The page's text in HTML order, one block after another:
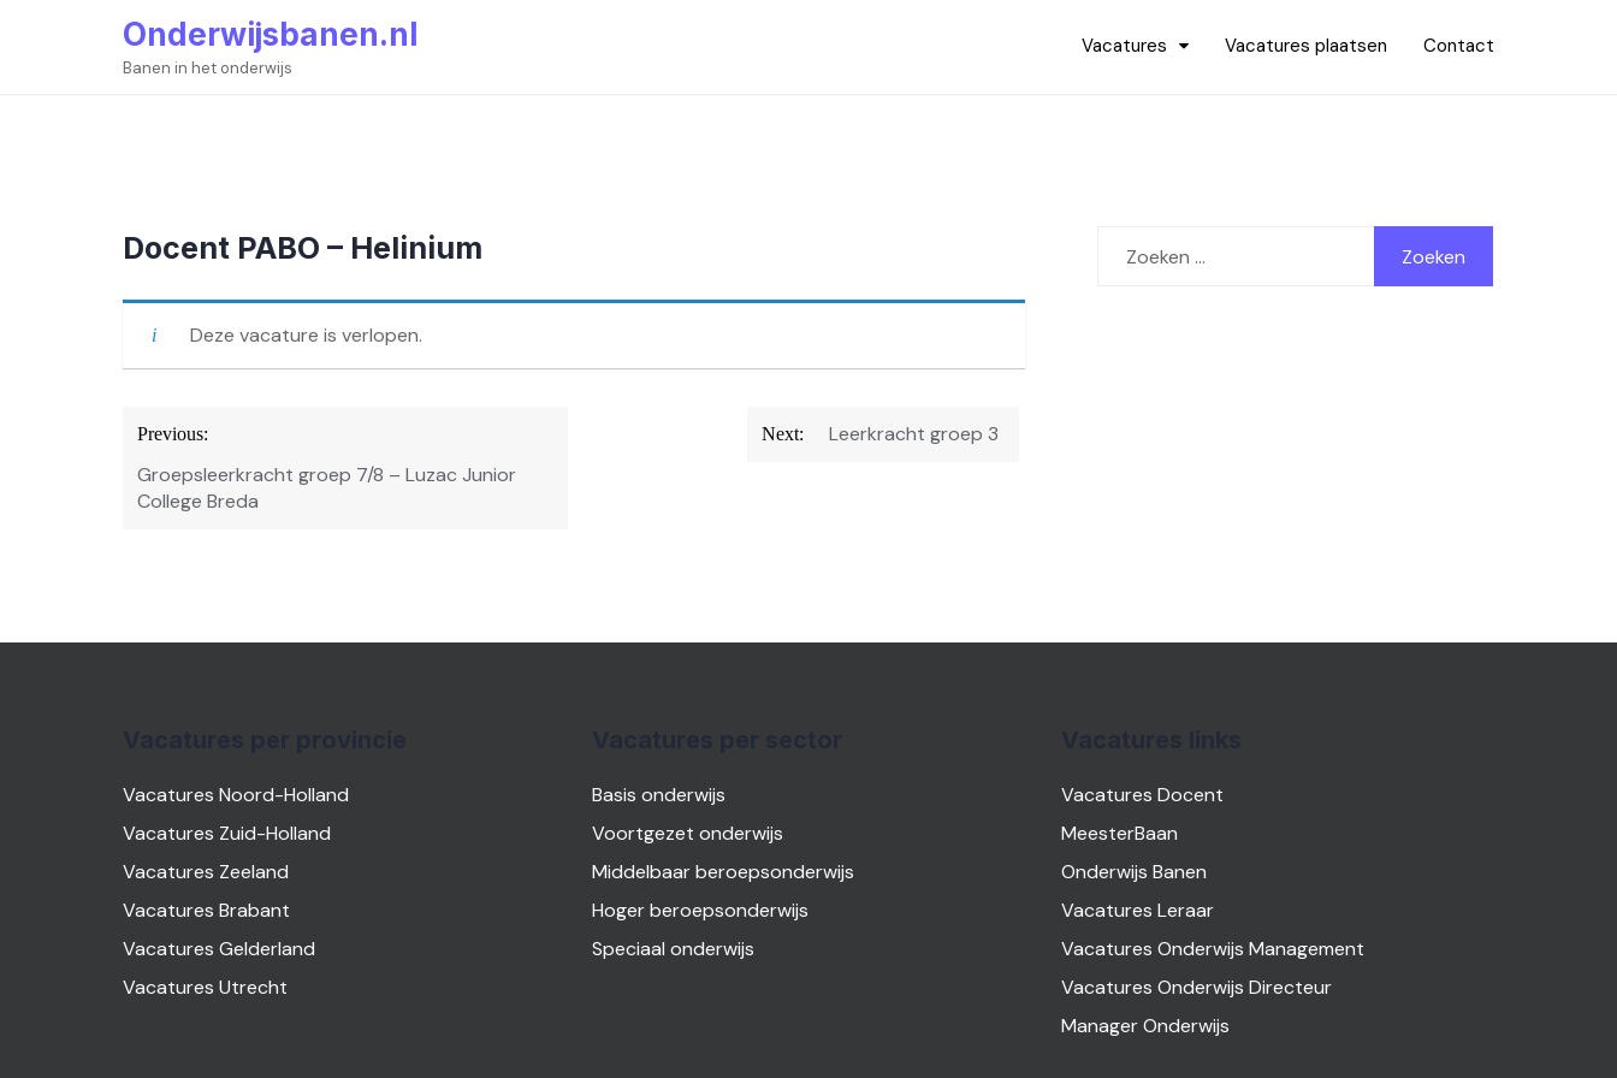
Onderwijsbanen.nl
Banen in het onderwijs
Vacatures Vacatures plaatsen Contact
Docent PABO – Helinium
Deze vacature is verlopen.
Bericht
navigatie
Previous:
Groepsleerkracht groep 7/8 – Luzac Junior
College Breda
Next: Leerkracht groep 3
naar:
Vacatures Noord-Holland
Vacatures Zuid-Holland
Vacatures Zeeland
Vacatures Brabant
Vacatures Gelderland
Vacatures Utrecht
Basis onderwijs
Voortgezet onderwijs
Middelbaar beroepsonderwijs
Hoger beroepsonderwijs
Speciaal onderwijs
Vacatures Docent
MeesterBaan
Onderwijs Banen
Vacatures Leraar
Vacatures Onderwijs Management
Vacatures Onderwijs Directeur
Manager Onderwijs